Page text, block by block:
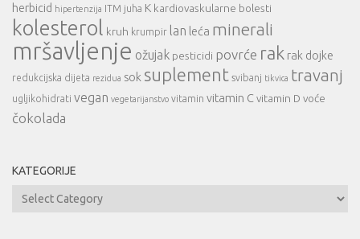
herbicid hipertenzija ITM juha K kardiovaskularne bolesti
kolesterol kruh krumpir lan leća minerali
mršavljenje ožujak pesticidi povrće rak rak dojke
redukcijska dijeta rezidua sok suplement svibanj tikvica travanj
ugljikohidrati vegan vegetarijanstvo vitamin vitamin Cvitamin D voće
čokolada
KATEGORIJE
Kategorije